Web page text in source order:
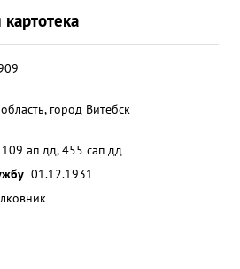
город Витебск
ап дд, 455 сап дд
01.12.1931